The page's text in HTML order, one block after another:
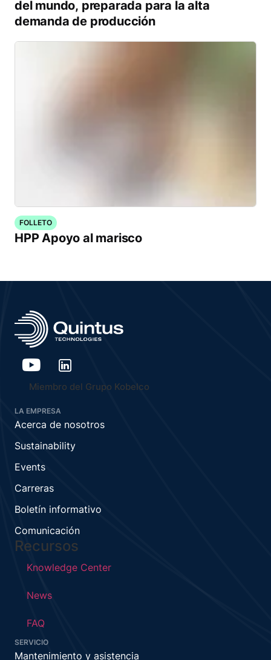
del mundo, preparada para la alta
demanda de producción
FOLLETO
HPP Apoyo al marisco
Miembro del Grupo Kobelco
LA EMPRESA
Acerca de nosotros
Sustainability
Events
Carreras
Boletín informativo
Comunicación
Recursos
Knowledge Center
News
FAQ
SERVICIO
Mantenimiento y asistencia